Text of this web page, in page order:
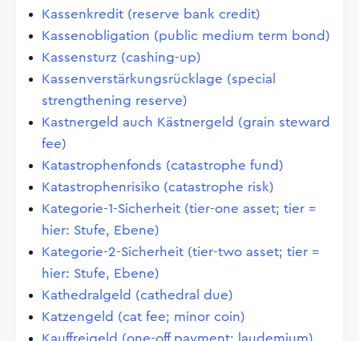
Kassenkredit (reserve bank credit)
Kassenobligation (public medium term bond)
Kassensturz (cashing-up)
Kassenverstärkungsrücklage (special
strengthening reserve)
Kastnergeld auch Kästnergeld (grain steward
fee)
Katastrophenfonds (catastrophe fund)
Katastrophenrisiko (catastrophe risk)
Kategorie-1-Sicherheit (tier-one asset; tier =
hier: Stufe, Ebene)
Kategorie-2-Sicherheit (tier-two asset; tier =
hier: Stufe, Ebene)
Kathedralgeld (cathedral due)
Katzengeld (cat fee; minor coin)
Kauffreigeld (one-off payment; laudemium)